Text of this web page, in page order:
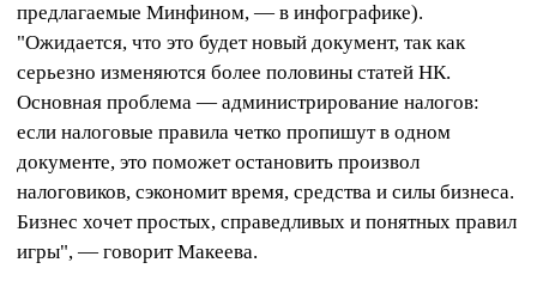
предлагаемые Минфином, — в инфографике).
"Ожидается, что это будет новый документ, так как
серьезно изменяются более половины статей НК.
Основная проблема — администрирование налогов:
если налоговые правила четко пропишут в одном
документе, это поможет остановить произвол
налоговиков, сэкономит время, средства и силы бизнеса.
Бизнес хочет простых, справедливых и понятных правил
игры", — говорит Макеева.